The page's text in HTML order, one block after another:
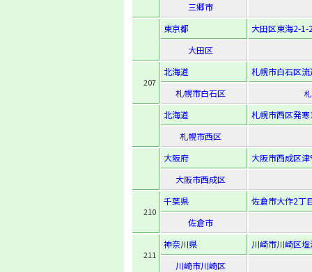
三郷市
東京都
大田区東海2-1-
大田区
207
北海道
札幌市白石区
札幌市白石区
北海道
札幌市西区発
札幌市西区
大阪府
大阪市西成区
大阪市西成区
210
千葉県
佐倉市大作2丁
佐倉市
211
神奈川県
川崎市川崎区
川崎市川崎区